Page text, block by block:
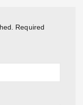
Required